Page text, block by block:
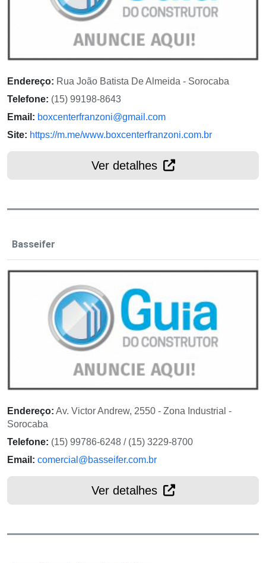
Endereço: Rua João Batista De Almeida - Sorocaba
Telefone: (15) 99198-8643
Email: boxcenterfranzoni@gmail.com
Site: https://m.me/www.boxcenterfranzoni.com.br
Ver detalhes
Basseifer
Endereço: Av. Victor Andrew, 2550 - Zona Industrial -
Sorocaba
Telefone: (15) 99786-6248 / (15) 3229-8700
Email: comercial@basseifer.com.br
Ver detalhes